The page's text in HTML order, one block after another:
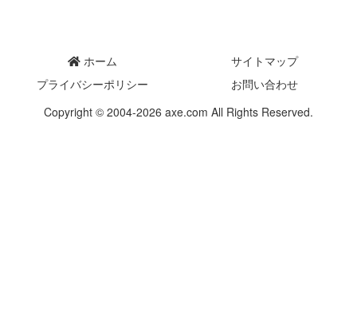
ホーム
サイトマップ
プライバシーポリシー
お問い合わせ
Copyright © 2004-2026 axe.com All Rights Reserved.